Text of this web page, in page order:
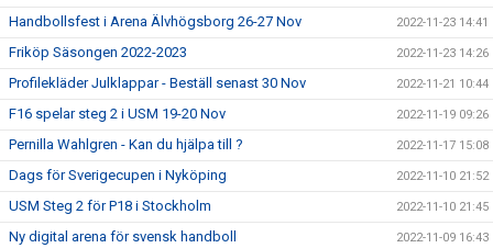
Handbollsfest i Arena Älvhögsborg 26-27 Nov 2022-11-23 14:41
Friköp Säsongen 2022-2023 2022-11-23 14:26
Profilekläder Julklappar - Beställ senast 30 Nov 2022-11-21 10:44
F16 spelar steg 2 i USM 19-20 Nov 2022-11-19 09:26
Pernilla Wahlgren - Kan du hjälpa till ? 2022-11-17 15:08
Dags för Sverigecupen i Nyköping 2022-11-10 21:52
USM Steg 2 för P18 i Stockholm 2022-11-10 21:45
Ny digital arena för svensk handboll 2022-11-09 16:43